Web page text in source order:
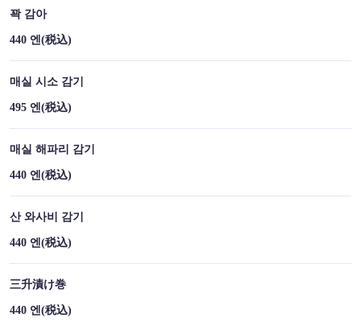
꽉 감아
440 엔(税込)
매실 시소 감기
495 엔(税込)
매실 해파리 감기
440 엔(税込)
산 와사비 감기
440 엔(税込)
三升漬け巻
440 엔(税込)